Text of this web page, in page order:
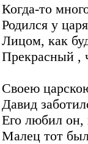
Когда-то
Родился у
Лицом, как
Прекрасный ,
Своею
Давид
Его любил он,
Малец тот